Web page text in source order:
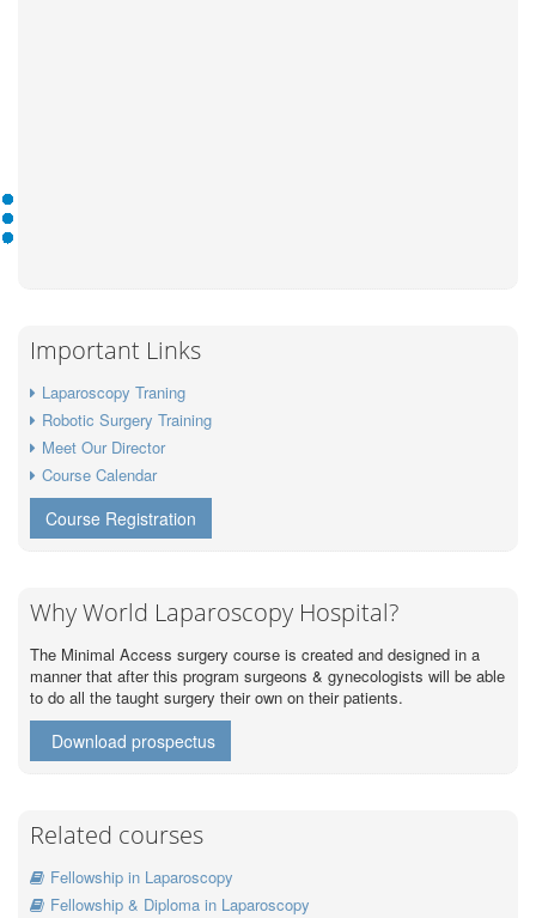
Important Links
Laparoscopy Traning
Robotic Surgery Training
Meet Our Director
Course Calendar
Course Registration
Why World Laparoscopy Hospital?
The Minimal Access surgery course is created and designed in a
manner that after this program surgeons & gynecologists will be able
to do all the taught surgery their own on their patients.
Download prospectus
Related courses
Fellowship in Laparoscopy
Fellowship & Diploma in Laparoscopy